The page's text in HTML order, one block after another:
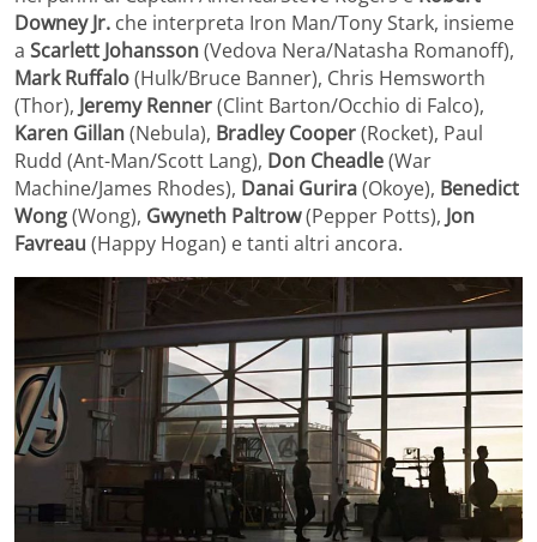
Downey Jr. che interpreta Iron Man/Tony Stark, insieme
a Scarlett Johansson(Vedova Nera/Natasha Romanoff),
Mark Ruffalo(Hulk/Bruce Banner), Chris Hemsworth
(Thor), Jeremy Renner(Clint Barton/Occhio di Falco),
Karen Gillan(Nebula), Bradley Cooper(Rocket), Paul
Rudd (Ant-Man/Scott Lang), Don Cheadle(War
Machine/James Rhodes), Danai Gurira(Okoye), Benedict
Wong(Wong), Gwyneth Paltrow(Pepper Potts), Jon
Favreau (Happy Hogan) e tanti altri ancora.